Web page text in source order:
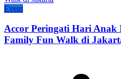
Event
Accor Peringati Hari Anak
Family Fun Walk di